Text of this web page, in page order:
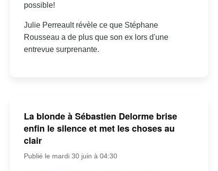
possible!
Julie Perreault révèle ce que Stéphane
Rousseau a de plus que son ex lors d'une
entrevue surprenante.
La blonde à Sébastien Delorme brise
enfin le silence et met les choses au
clair
Publié le mardi 30 juin à 04:30